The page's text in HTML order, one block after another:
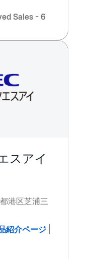
Sales - 6
スアイ
港区芝浦三
紹介ページ